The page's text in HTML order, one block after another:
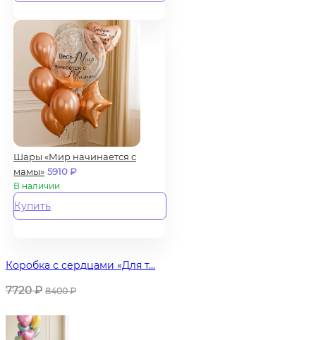
Шары «Мир начинается с
мамы» 5910₽
В наличии
Купить
Коробка с сердцами «Для т...
7720₽ 8400₽